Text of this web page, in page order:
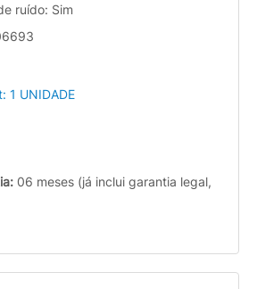
ruído: Sim
1 UNIDADE
06 meses (já inclui garantia legal,